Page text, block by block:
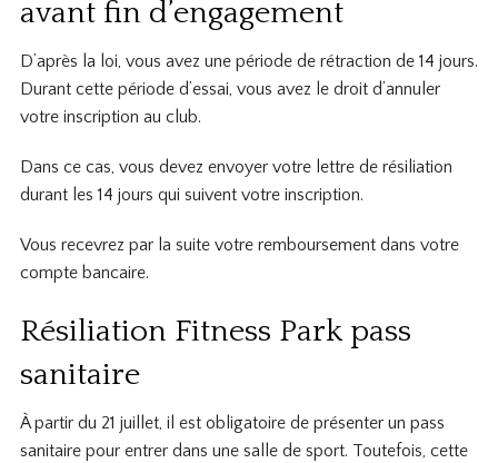
avant fin d’engagement
D’après la loi, vous avez une période de rétraction de 14 jours.
Durant cette période d’essai, vous avez le droit d’annuler
votre inscription au club.
Dans ce cas, vous devez envoyer votre lettre de résiliation
durant les 14 jours qui suivent votre inscription.
Vous recevrez par la suite votre remboursement dans votre
compte bancaire.
Résiliation Fitness Park pass
sanitaire
À partir du 21 juillet, il est obligatoire de présenter un pass
sanitaire pour entrer dans une salle de sport. Toutefois, cette